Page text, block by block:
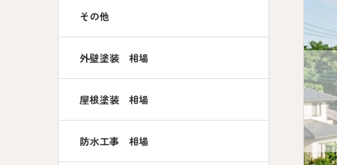
その他
外壁塗装 相場
屋根塗装 相場
防水工事 相場